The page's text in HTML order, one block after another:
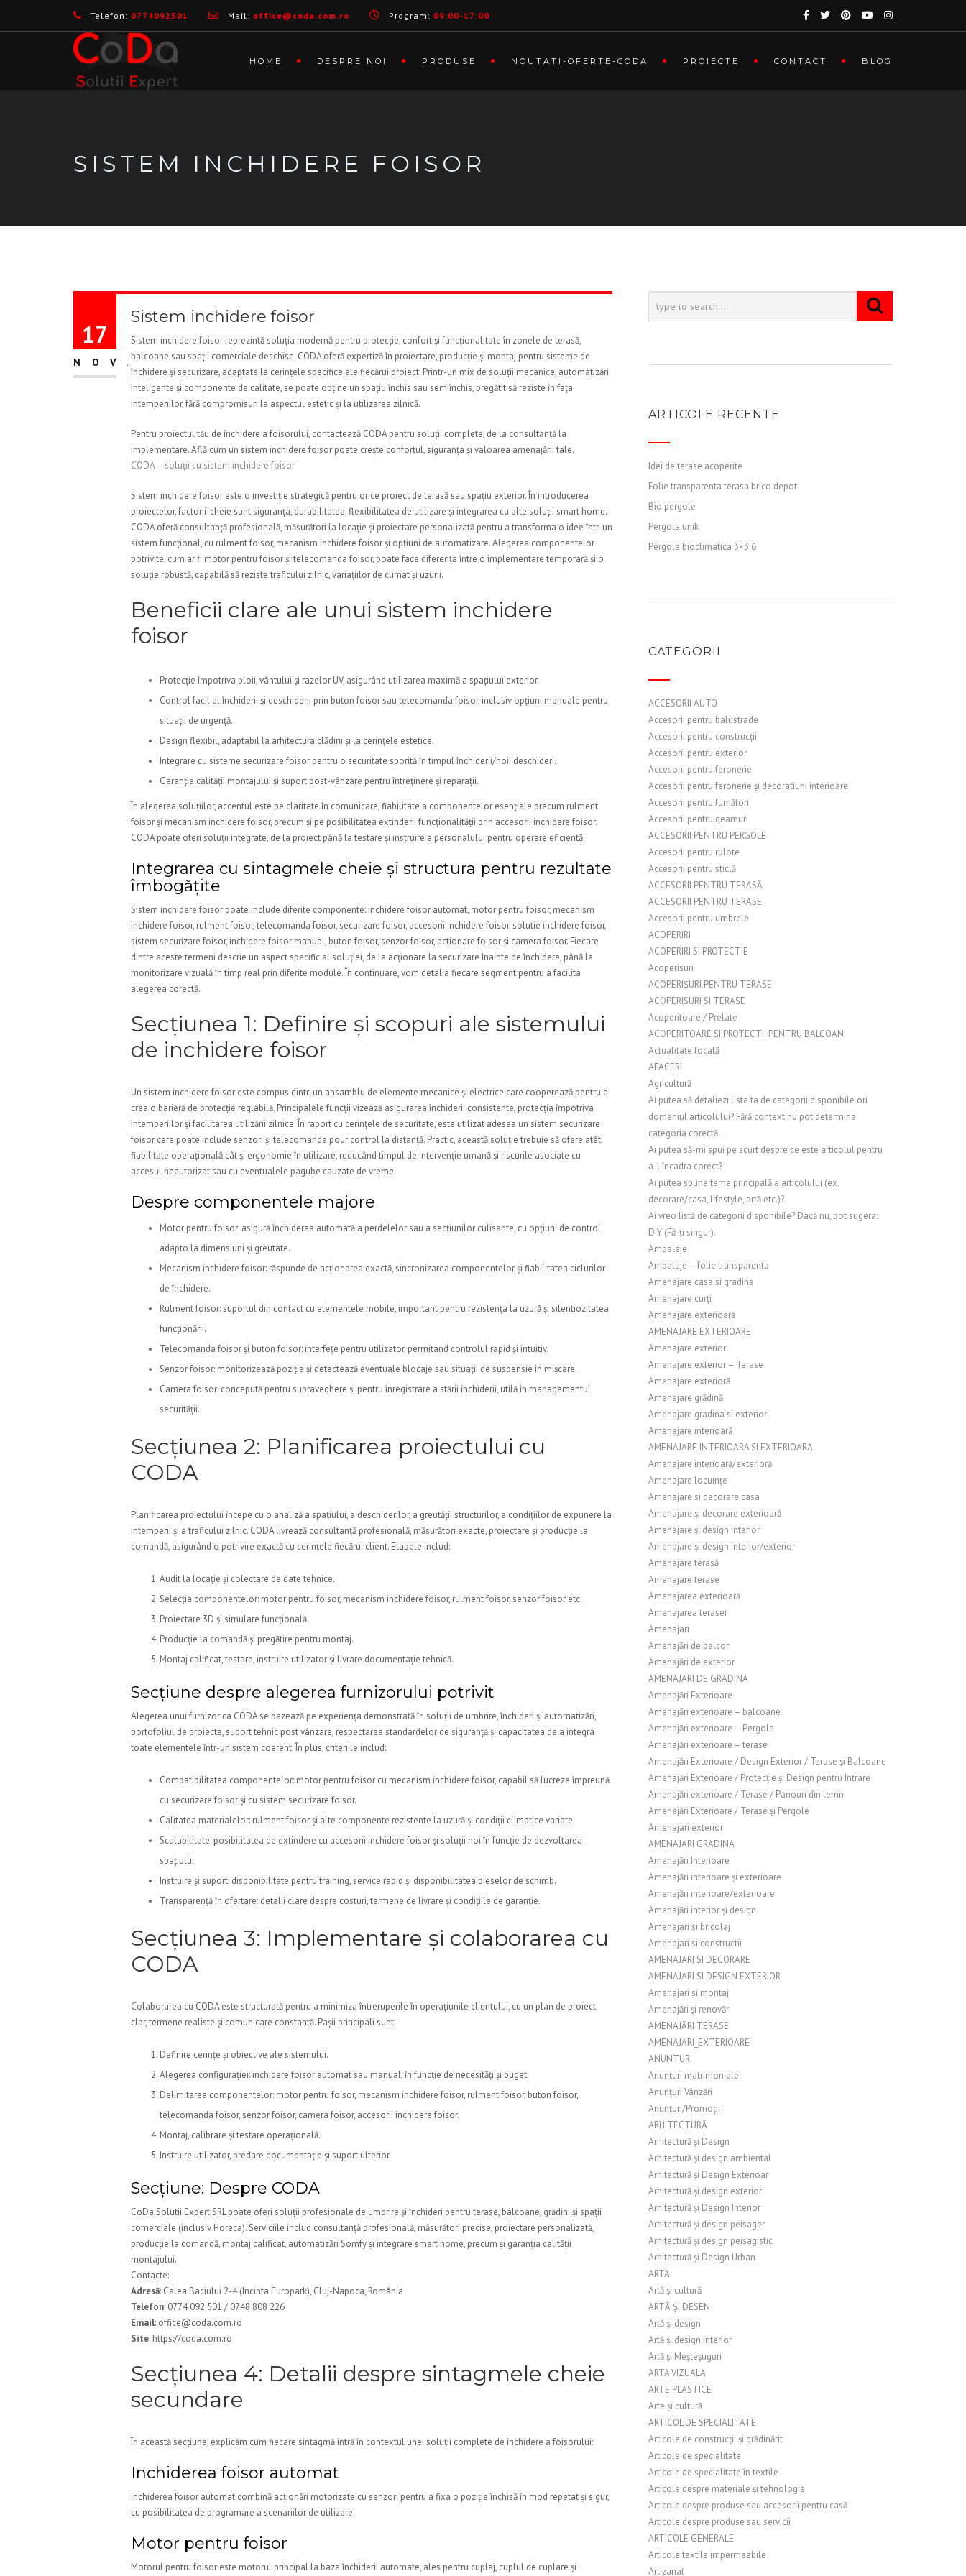
Telefon: 0774092501 Mail: office@coda.com.ro Program: 09:00-17:00
HOME DESPRE NOI PRODUSE NOUTATI-OFERTE-CODA PROIECTE CONTACT BLOG
SISTEM INCHIDERE FOISOR
17
NOV.
Sistem inchidere foisor
Sistem inchidere foisor reprezintă soluția modernă pentru protecție, confort și funcționalitate în zonele de terasă,
balcoane sau spații comerciale deschise. CODA oferă expertiză în proiectare, producție și montaj pentru sisteme de
închidere și securizare, adaptate la cerințele specifice ale fiecărui proiect. Printr-un mix de soluții mecanice, automatizări
inteligente și componente de calitate, se poate obține un spațiu închis sau semiînchis, pregătit să reziste în fața
intemperiilor, fără compromisuri la aspectul estetic și la utilizarea zilnică.
Pentru proiectul tău de închidere a foisorului, contactează CODA pentru soluții complete, de la consultanță la
implementare. Află cum un sistem inchidere foisor poate crește confortul, siguranța și valoarea amenajării tale.
CODA – soluții cu sistem inchidere foisor
Sistem inchidere foisor este o investiție strategică pentru orice proiect de terasă sau spațiu exterior. În introducerea
proiectelor, factorii-cheie sunt siguranța, durabilitatea, flexibilitatea de utilizare și integrarea cu alte soluții smart home.
CODA oferă consultanță profesională, măsurători la locație și proiectare personalizată pentru a transforma o idee într-un
sistem funcțional, cu rulment foisor, mecanism inchidere foisor și opțiuni de automatizare. Alegerea componentelor
potrivite, cum ar fi motor pentru foisor și telecomanda foisor, poate face diferența între o implementare temporară și o
soluție robustă, capabilă să reziste traficului zilnic, variațiilor de climat și uzurii.
Beneficii clare ale unui sistem inchidere
foisor
Protecție împotriva ploii, vântului și razelor UV, asigurând utilizarea maximă a spațiului exterior.
Control facil al închiderii și deschiderii prin buton foisor sau telecomanda foisor, inclusiv opțiuni manuale pentru
situații de urgență.
Design flexibil, adaptabil la arhitectura clădirii și la cerințele estetice.
Integrare cu sisteme securizare foisor pentru o securitate sporită în timpul închiderii/noii deschideri.
Garanția calității montajului și suport post-vânzare pentru întreținere și reparații.
În alegerea soluțiilor, accentul este pe claritate în comunicare, fiabilitate a componentelor esențiale precum rulment
foisor și mecanism inchidere foisor, precum și pe posibilitatea extinderii funcționalității prin accesorii inchidere foisor.
CODA poate oferi soluții integrate, de la proiect până la testare și instruire a personalului pentru operare eficientă.
Integrarea cu sintagmele cheie și structura pentru rezultate
îmbogățite
Sistem inchidere foisor poate include diferite componente: inchidere foisor automat, motor pentru foisor, mecanism
inchidere foisor, rulment foisor, telecomanda foisor, securizare foisor, accesorii inchidere foisor, solutie inchidere foisor,
sistem securizare foisor, inchidere foisor manual, buton foisor, senzor foisor, actionare foisor și camera foisor. Fiecare
dintre aceste termeni descrie un aspect specific al soluției, de la acționare la securizare înainte de închidere, până la
monitorizare vizuală în timp real prin diferite module. În continuare, vom detalia fiecare segment pentru a facilita
alegerea corectă.
Secțiunea 1: Definire și scopuri ale sistemului
de inchidere foisor
Un sistem inchidere foisor este compus dintr-un ansamblu de elemente mecanice și electrice care cooperează pentru a
crea o barieră de protecție reglabilă. Principalele funcții vizează asigurarea închiderii consistente, protecția împotriva
intemperiilor și facilitarea utilizării zilnice. În raport cu cerințele de securitate, este utilizat adesea un sistem securizare
foisor care poate include senzori și telecomanda pour control la distanță. Practic, această soluție trebuie să ofere atât
fiabilitate operațională cât și ergonomie în utilizare, reducând timpul de intervenție umană și riscurile asociate cu
accesul neautorizat sau cu eventualele pagube cauzate de vreme.
Despre componentele majore
Motor pentru foisor: asigură închiderea automată a perdelelor sau a secțiunilor culisante, cu opțiuni de control
adapto la dimensiuni și greutate.
Mecanism inchidere foisor: răspunde de acționarea exactă, sincronizarea componentelor și fiabilitatea ciclurilor
de închidere.
Rulment foisor: suportul din contact cu elementele mobile, important pentru rezistența la uzură și silentiozitatea
funcționării.
Telecomanda foisor și buton foisor: interfețe pentru utilizator, permitand controlul rapid și intuitiv.
Senzor foisor: monitorizează poziția și detectează eventuale blocaje sau situații de suspensie în mișcare.
Camera foisor: concepută pentru supraveghere și pentru înregistrare a stării închiderii, utilă în managementul
securității.
Secțiunea 2: Planificarea proiectului cu
CODA
Planificarea proiectului începe cu o analiză a spațiului, a deschiderilor, a greutății structurilor, a condițiilor de expunere la
intemperii și a traficului zilnic. CODA livrează consultanță profesională, măsurători exacte, proiectare și producție la
comandă, asigurând o potrivire exactă cu cerințele fiecărui client. Etapele includ:
Audit la locație și colectare de date tehnice.
Selecția componentelor: motor pentru foisor, mecanism inchidere foisor, rulment foisor, senzor foisor etc.
Proiectare 3D și simulare funcțională.
Producție la comandă și pregătire pentru montaj.
Montaj calificat, testare, instruire utilizator și livrare documentație tehnică.
Secțiune despre alegerea furnizorului potrivit
Alegerea unui furnizor ca CODA se bazează pe experiența demonstrată în soluții de umbrire, închideri și automatizări,
portofoliul de proiecte, suport tehnic post vânzare, respectarea standardelor de siguranță și capacitatea de a integra
toate elementele într-un sistem coerent. În plus, criteriile includ:
Compatibilitatea componentelor: motor pentru foisor cu mecanism inchidere foisor, capabil să lucreze împreună
cu securizare foisor și cu sistem securizare foisor.
Calitatea materialelor: rulment foisor și alte componente rezistente la uzură și condiții climatice variate.
Scalabilitate: posibilitatea de extindere cu accesorii inchidere foisor și soluții noi în funcție de dezvoltarea
spațiului.
Instruire și suport: disponibilitate pentru training, service rapid și disponibilitatea pieselor de schimb.
Transparență în ofertare: detalii clare despre costuri, termene de livrare și condițiile de garanție.
Secțiunea 3: Implementare și colaborarea cu
CODA
Colaborarea cu CODA este structurată pentru a minimiza întreruperile în operațiunile clientului, cu un plan de proiect
clar, termene realiste și comunicare constantă. Pașii principali sunt:
Definire cerințe și obiective ale sistemului.
Alegerea configurației: inchidere foisor automat sau manual, în funcție de necesități și buget.
Delimitarea componentelor: motor pentru foisor, mecanism inchidere foisor, rulment foisor, buton foisor,
telecomanda foisor, senzor foisor, camera foisor, accesorii inchidere foisor.
Montaj, calibrare și testare operațională.
Instruire utilizator, predare documentație și suport ulterior.
Secțiune: Despre CODA
CoDa Solutii Expert SRL poate oferi soluții profesionale de umbrire și închideri pentru terase, balcoane, grădini și spații
comerciale (inclusiv Horeca). Serviciile includ consultanță profesională, măsurători precise, proiectare personalizată,
producție la comandă, montaj calificat, automatizări Somfy și integrare smart home, precum și garanția calității
montajului.
Contacte:
Adresă: Calea Baciului 2-4 (Incinta Europark), Cluj-Napoca, România
Telefon: 0774 092 501 / 0748 808 226
Email: office@coda.com.ro
Site: https://coda.com.ro
Secțiunea 4: Detalii despre sintagmele cheie
secundare
În această secțiune, explicăm cum fiecare sintagmă intră în contextul unei soluții complete de închidere a foisorului:
Inchiderea foisor automat
Inchiderea foisor automat combină acționări motorizate cu senzori pentru a fixa o poziție închisă în mod repetat și sigur,
cu posibilitatea de programare a scenariilor de utilizare.
Motor pentru foisor
Motorul pentru foisor este motorul principal la baza închiderii automate, ales pentru cuplaj, cuplul de cuplare și
ARTICOLE RECENTE
Idei de terase acoperite
Folie transparenta terasa brico depot
Bio pergole
Pergola unik
Pergola bioclimatica 3×3 6
CATEGORII
ACCESORII AUTO
Accesorii pentru balustrade
Accesorii pentru construcții
Accesorii pentru exterior
Accesorii pentru feronerie
Accesorii pentru feronerie și decoratiuni interioare
Accesorii pentru fumători
Accesorii pentru geamuri
ACCESORII PENTRU PERGOLE
Accesorii pentru rulote
Accesorii pentru sticlă
ACCESORII PENTRU TERASĂ
ACCESORII PENTRU TERASE
Accesorii pentru umbrele
ACOPERIRI
ACOPERIRI SI PROTECTIE
Acoperisuri
ACOPERIȘURI PENTRU TERASE
ACOPERISURI SI TERASE
Acoperitoare / Prelate
ACOPERITOARE SI PROTECTII PENTRU BALCOAN
Actualitate locală
AFACERI
Agricultură
Ai putea să detaliezi lista ta de categorii disponibile ori
domeniul articolului? Fără context nu pot determina
categoria corectă.
Ai putea să-mi spui pe scurt despre ce este articolul pentru
a-l încadra corect?
Ai putea spune tema principală a articolului (ex.
decorare/casa, lifestyle, artă etc.)?
Ai vreo listă de categorii disponibile? Dacă nu, pot sugera:
DIY (Fă-ți singur).
Ambalaje
Ambalaje – folie transparenta
Amenajare casa si gradina
Amenajare curți
Amenajare exterioară
AMENAJARE EXTERIOARE
Amenajare exterior
Amenajare exterior – Terase
Amenajare exterioră
Amenajare grădină
Amenajare gradina si exterior
Amenajare interioară
AMENAJARE INTERIOARA SI EXTERIOARA
Amenajare interioară/exterioră
Amenajare locuințe
Amenajare si decorare casa
Amenajare și decorare exterioară
Amenajare și design interior
Amenajare și design interior/exterior
Amenajare terasă
Amenajare terase
Amenajarea exterioară
Amenajarea terasei
Amenajari
Amenajări de balcon
Amenajări de exterior
AMENAJARI DE GRADINA
Amenajări Exterioare
Amenajări exterioare – balcoane
Amenajări exterioare – Pergole
Amenajări exterioare – terase
Amenajări Exterioare / Design Exterior / Terase și Balcoane
Amenajări Exterioare / Protecție și Design pentru Intrare
Amenajări exterioare / Terase / Panouri din lemn
Amenajări Exterioare / Terase și Pergole
Amenajari exterior
AMENAJARI GRADINA
Amenajări Interioare
Amenajări interioare și exterioare
Amenajări interioare/exterioare
Amenajări interior și design
Amenajari si bricolaj
Amenajari si constructii
AMENAJARI SI DECORARE
AMENAJARI SI DESIGN EXTERIOR
Amenajari si montaj
Amenajări și renovări
AMENAJĂRI TERASE
AMENAJARI_EXTERIOARE
ANUNTURI
Anunțuri matrimoniale
Anunțuri Vânzări
Anunțuri/Promoții
ARHITECTURĂ
Arhitectură și Design
Arhitectură și design ambiental
Arhitectură și Design Exterioar
Arhitectură și design exterior
Arhitectură și Design Interior
Arhitectură și design peisager
Arhitectură și design peisagistic
Arhitectură și Design Urban
ARTA
Artă și cultură
ARTĂ ȘI DESEN
Artă și design
Artă și design interior
Artă și Meșteșuguri
ARTA VIZUALA
ARTE PLASTICE
Arte și cultură
ARTICOL DE SPECIALITATE
Articole de construcții și grădinărit
Articole de specialitate
Articole de specialitate în textile
Articole despre materiale și tehnologie
Articole despre produse sau accesorii pentru casă
Articole despre produse sau servicii
ARTICOLE GENERALE
Articole textile impermeabile
Artizanat